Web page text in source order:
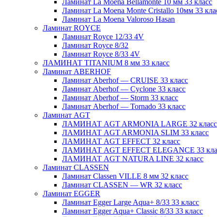
Ламинат La Moena Bellamonte 10 мм 33 класс
Ламинат La Moena Monte Cristallo 10мм 33
Ламинат La Moena Valoroso Hasan
Ламинат ROYCE
Ламинат Royce 12/33 4V
Ламинат Royce 8/32
Ламинат Royce 8/33 4V
ЛАМИНАТ TITANIUM 8 мм 33 класс
Ламинат ABERHOF
Ламинат Aberhof — CRUISE 33 класс
Ламинат Aberhof — Cyclone 33 класс
Ламинат Aberhof — Storm 33 класс
Ламинат Aberhof — Tornado 33 класс
Ламинат AGT
ЛАМИНАТ AGT ARMONIA LARGE 32 класс
ЛАМИНАТ AGT ARMONIA SLIM 33 класс
ЛАМИНАТ AGT EFFECT 32 класс
ЛАМИНАТ AGT EFFECT ELEGANCE 33
ЛАМИНАТ AGT NATURA LINE 32 класс
Ламинат CLASSEN
Ламинат Classen VILLE 8 мм 32 класс
Ламинат CLASSEN — WR 32 класс
Ламинат EGGER
Ламинат Egger Large Aqua+ 8/33 33 класс
Ламинат Egger Aqua+ Classic 8/33 33 класс